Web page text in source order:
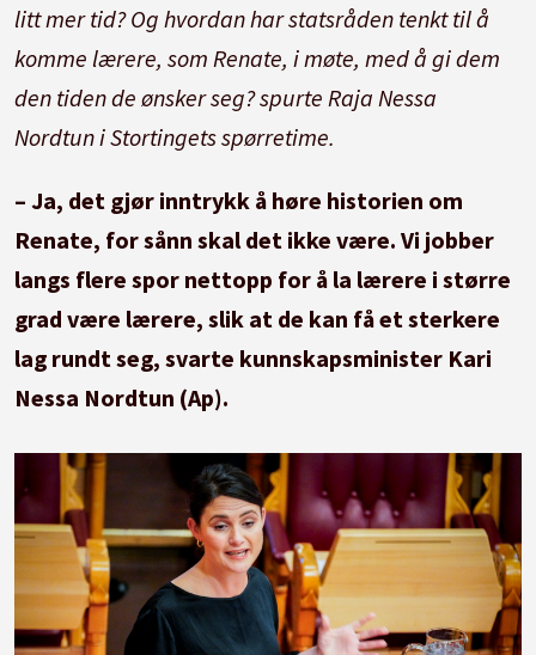
litt mer tid? Og hvordan har statsråden tenkt til å
komme lærere, som Renate, i møte, med å gi dem
den tiden de ønsker seg?spurte Raja Nessa
Nordtun i Stortingets spørretime.
– Ja, det gjør inntrykk å høre historien om
Renate, for sånn skal det ikke være. Vi jobber
langs flere spor nettopp for å la lærere i større
grad være lærere, slik at de kan få et sterkere
lag rundt seg, svarte kunnskapsminister Kari
Nessa Nordtun (Ap).